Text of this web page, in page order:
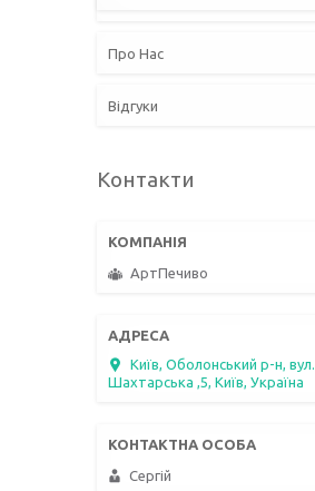
Про Нас
Відгуки
Контакти
АртПечиво
Київ, Оболонський р-н, вул.
Шахтарська ,5, Київ, Україна
Сергій